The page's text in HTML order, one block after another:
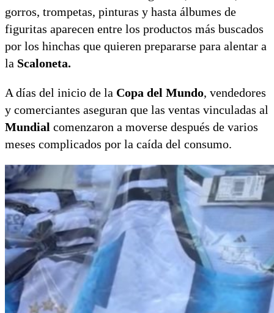
gorros, trompetas, pinturas y hasta álbumes de
figuritas aparecen entre los productos más buscados
por los hinchas que quieren prepararse para alentar a
la Scaloneta.
A días del inicio de la Copa del Mundo, vendedores
y comerciantes aseguran que las ventas vinculadas al
Mundial comenzaron a moverse después de varios
meses complicados por la caída del consumo.